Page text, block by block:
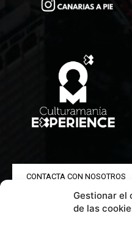
Gestionar el
de las
CONTACTA CON NOSOTROS
POLÍTICA DE PRIVACIDAD